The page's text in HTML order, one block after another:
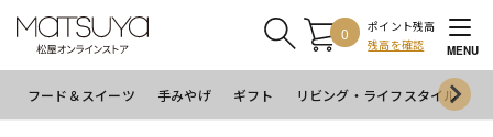
0
ポイント残高
残高を確認
MENU
フード＆スイーツ 手みやげ ギフト リビング・ライフスタイル